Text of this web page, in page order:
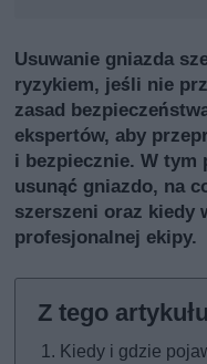
Usuwanie gniazda
ryzykiem, jeśli nie
zasad
ekspertów, aby
i bezpiecznie. W tym
usunąć gniazdo, na
szerszeni oraz kiedy
profesjonalnej ekipy.
Kiedy i gdzie